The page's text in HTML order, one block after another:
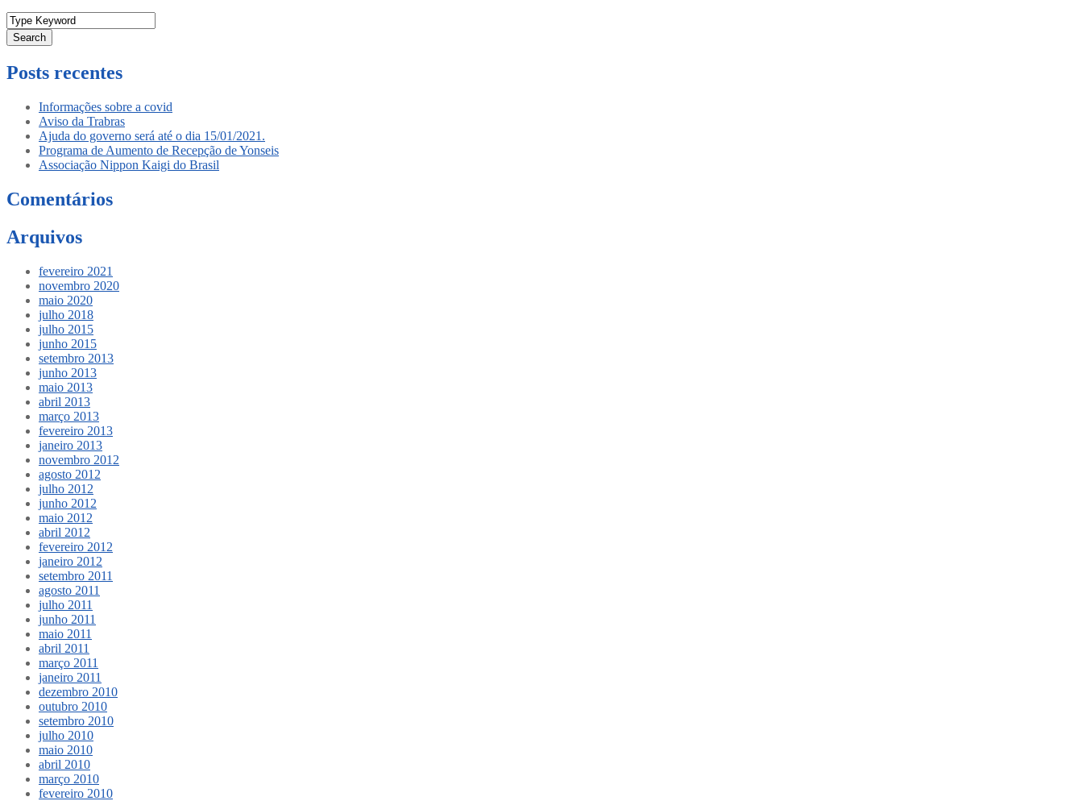
Search
Posts recentes
Informações sobre a covid
Aviso da Trabras
Ajuda do governo será até o dia 15/01/2021.
Programa de Aumento de Recepção de Yonseis
Associação Nippon Kaigi do Brasil
Comentários
Arquivos
fevereiro 2021
novembro 2020
maio 2020
julho 2018
julho 2015
junho 2015
setembro 2013
junho 2013
maio 2013
abril 2013
março 2013
fevereiro 2013
janeiro 2013
novembro 2012
agosto 2012
julho 2012
junho 2012
maio 2012
abril 2012
fevereiro 2012
janeiro 2012
setembro 2011
agosto 2011
julho 2011
junho 2011
maio 2011
abril 2011
março 2011
janeiro 2011
dezembro 2010
outubro 2010
setembro 2010
julho 2010
maio 2010
abril 2010
março 2010
fevereiro 2010